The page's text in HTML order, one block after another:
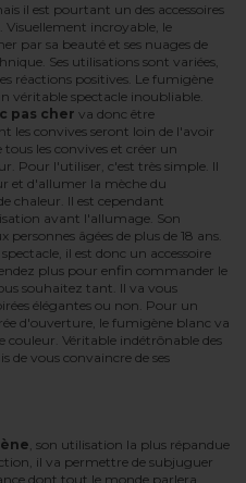
il est pourtant un des accessoires
Visuellement incroyable, le
par sa beauté et ses nuages de
Ses utilisations sont variées,
réactions positives. Le fumigène
véritable spectacle inoubliable.
pas cher va donc être
les convives seront loin de l'avoir
les convives et créer un
Pour l'utiliser, c'est très simple. Il
et d'allumer la mèche du
chaleur. Il est cependant
avant l'allumage. Son
âgées de plus de 18 ans.
il est donc un accessoire
plus pour enfin commander le
souhaitez tant. Il va vous
élégantes ou non. Pour un
d'ouverture, le fumigène blanc va
couleur. Véritable indétrônable des
de vous convaincre de ses
, son utilisation la plus répandue
il va permettre de subjuguer
dont tout le monde parlera